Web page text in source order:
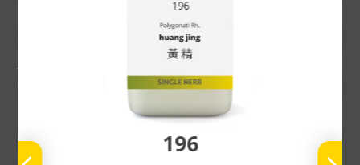
196
gao ben
nu zhen zi